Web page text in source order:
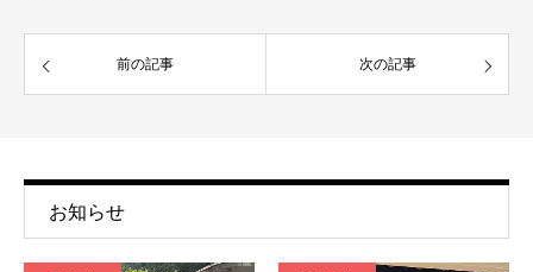
前の記事 次の記事
お知らせ